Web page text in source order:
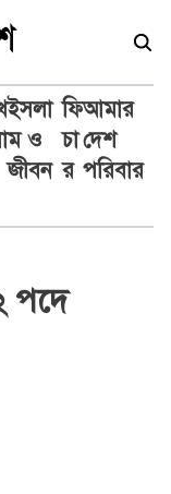
ইসলা
ম ও
জীবন
ফি
চা
র
আমার
দেশ
পরিবার
পদে